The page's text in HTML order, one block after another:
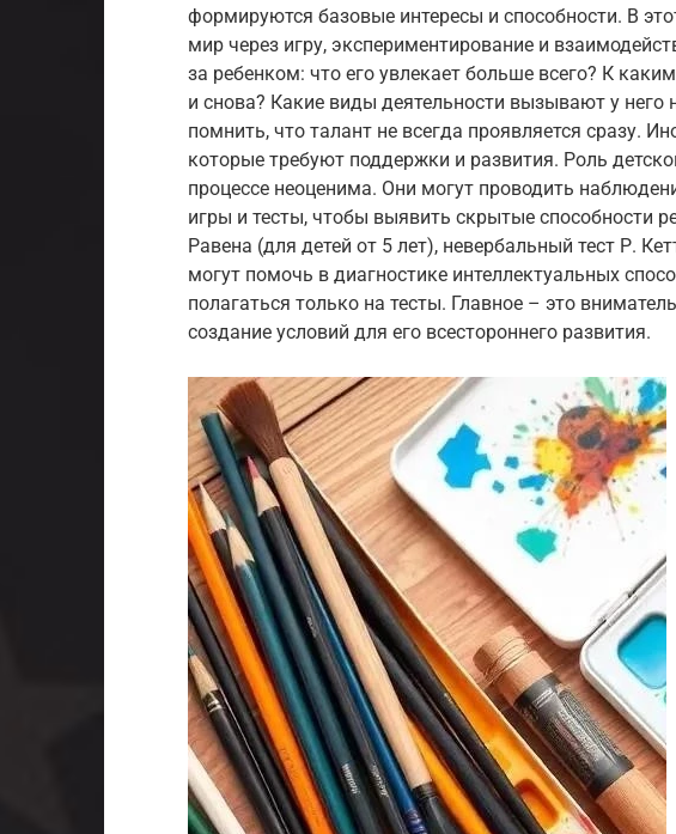
формируются базовые интересы и способности. В
мир через игру, экспериментирование и
за ребенком: что его увлекает больше всего? К
и снова? Какие виды деятельности вызывают у
помнить, что талант не всегда проявляется сразу.
которые требуют поддержки и развития. Роль
процессе неоценима. Они могут проводить
игры и тесты, чтобы выявить скрытые способности
Равена (для детей от 5 лет), невербальный тест Р.
могут помочь в диагностике интеллектуальных
полагаться только на тесты. Главное – это
создание условий для его всестороннего развития.